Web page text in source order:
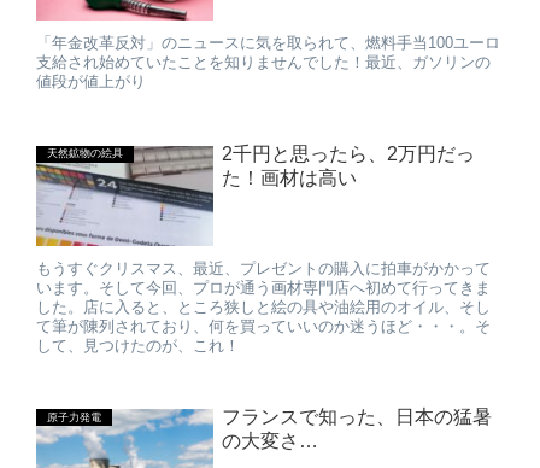
「年金改革反対」のニュースに気を取られて、燃料手当100ユーロ
支給され始めていたことを知りませんでした！最近、ガソリンの
値段が値上がり
天然鉱物の絵具
2千円と思ったら、2万円だっ
た！画材は高い
もうすぐクリスマス、最近、プレゼントの購入に拍車がかかって
います。そして今回、プロが通う画材専門店へ初めて行ってきま
した。店に入ると、ところ狭しと絵の具や油絵用のオイル、そし
て筆が陳列されており、何を買っていいのか迷うほど・・・。そ
して、見つけたのが、これ！
原子力発電
フランスで知った、日本の猛暑
の大変さ…